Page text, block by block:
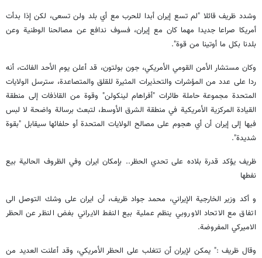
وشدد ظريف قائلا "لم تسع إيران أبدا للحرب مع أي بلد ولن تسعى، لكن إذا بدأت
أمريكا صراعا جديدا مهما كان مع إيران، فسوف ندافع عن مصالحنا الوطنية وعن
بلدنا بكل ما أوتينا من قوة".
وكان مستشار الأمن القومي الأمريكي، جون بولتون، قد أعلن يوم الأحد الفائت، أنه
ردا على عدد من المؤشرات والتحذيرات المثيرة للقلق والمتصاعدة، سترسل الولايات
المتحدة مجموعة حاملة طائرات "أفراهام لينكولن" وقوة من القاذفات إلى منطقة
القيادة المركزية الأمريكية في منطقة الشرق الأوسط، لتبعث برسالة واضحة لا لبس
فيها إلى إيران أن أي هجوم على مصالح الولايات المتحدة أو حلفائها سيقابل "بقوة
شديدة".
ظريف يؤكد قدرة بلاده على تحدي الحظر.. بإمكان ايران وفي الظروف الحالية بيع
نفطها
و أكد وزير الخارجية الإيراني، محمد جواد ظريف، أن ايران على وشك التوصل الى
اتفاق مع الاتحاد الاوروبي ينظم عملية بيع النفط الايراني بغض النظر عن الحظر
الاميركي المفروضة.
وقال ظريف :" يمكن لإيران أن تتغلب على الحظر الأمريكي، وقد أعلنت العديد من